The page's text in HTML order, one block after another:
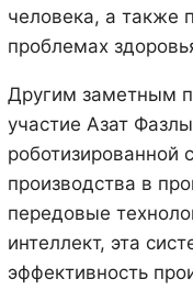
человека, а также
проблемах
Другим заметным
участие Азат
роботизированной
производства в
передовые
интеллект, эта
эффективность